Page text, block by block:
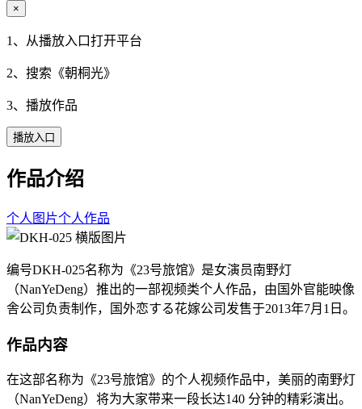
×
1、从播放入口打开平台
2、搜索《朝桐光》
3、播放作品
播放入口
作品介绍
个人图片个人作品
编号DKH-025名称为《23号旅馆》是女演员南野灯
（NanYeDeng）推出的一部视频类个人作品，由国外官能映像
舎公司负责制作，国外恋する花嫁公司发售于2013年7月1日。
作品内容
在这部名称为《23号旅馆》的个人视频作品中，美丽的南野灯
（NanYeDeng）将为大家带来一段长达140 分钟的精彩演出。